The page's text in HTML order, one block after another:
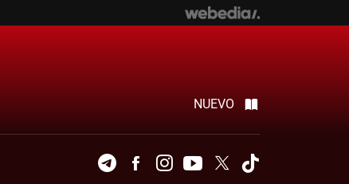
NUEVO
TelegramFacebookInstagramYoutubeTwitter